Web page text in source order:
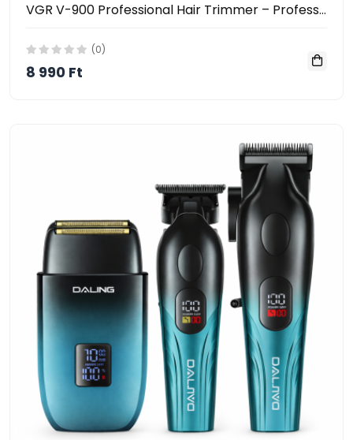
VGR V-900 Professional Hair Trimmer – Professzionális haj- és szakállvágó trimmelő
(0)
8 990 Ft